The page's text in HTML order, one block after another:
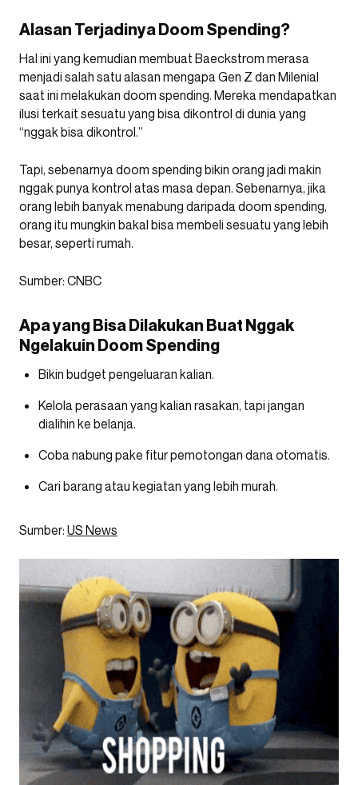
Alasan Terjadinya Doom Spending?
Hal ini yang kemudian membuat Baeckstrom merasa
menjadi salah satu alasan mengapa Gen Z dan Milenial
saat ini melakukan doom spending. Mereka mendapatkan
ilusi terkait sesuatu yang bisa dikontrol di dunia yang
“nggak bisa dikontrol.”
Tapi, sebenarnya doom spending bikin orang jadi makin
nggak punya kontrol atas masa depan. Sebenarnya, jika
orang lebih banyak menabung daripada doom spending,
orang itu mungkin bakal bisa membeli sesuatu yang lebih
besar, seperti rumah.
Sumber: CNBC
Apa yang Bisa Dilakukan Buat Nggak
Ngelakuin Doom Spending
Bikin budget pengeluaran kalian.
Kelola perasaan yang kalian rasakan, tapi jangan
dialihin ke belanja.
Coba nabung pake fitur pemotongan dana otomatis.
Cari barang atau kegiatan yang lebih murah.
Sumber: US News